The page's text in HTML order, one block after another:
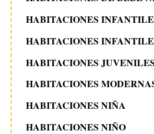
HABITACIONES
HABITACIONES
HABITACIONES JUVENILES
HABITACIONES
HABITACIONES NIÑA
HABITACIONES NIÑO